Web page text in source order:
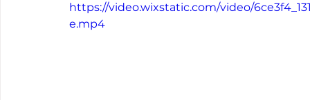
https://video.wixstatic.com/video/
e.mp4